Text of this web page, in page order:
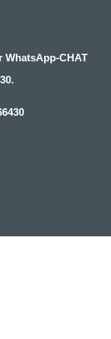
WhatsApp-CHAT